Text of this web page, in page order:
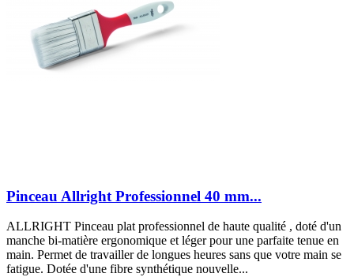
Pinceau Allright Professionnel 40 mm...
ALLRIGHT Pinceau plat professionnel de haute qualité , doté d'un
manche bi-matière ergonomique et léger pour une parfaite tenue en
main. Permet de travailler de longues heures sans que votre main se
fatigue. Dotée d'une fibre synthétique nouvelle...